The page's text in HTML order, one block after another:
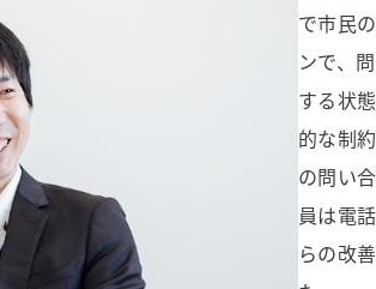
で市民
ンで、
する状
的な制
の問い
員は電
らの改